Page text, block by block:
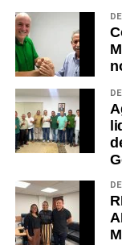
primeiros meses
das contribuições
pensões atingiu
54,3 bilhões, um
propõe enfrentar
detalhar, contudo,
A experiência
municipal em
sua campanha.